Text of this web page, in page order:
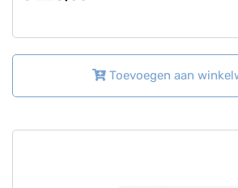
Toevoegen aan